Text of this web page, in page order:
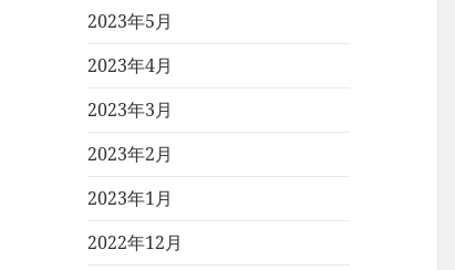
2023年5月
2023年4月
2023年3月
2023年2月
2023年1月
2022年12月